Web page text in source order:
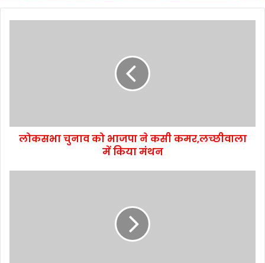
लोकसभा चुनाव को भाजपा ने कसी कमर,लच्छीवाला
में किया मंथन